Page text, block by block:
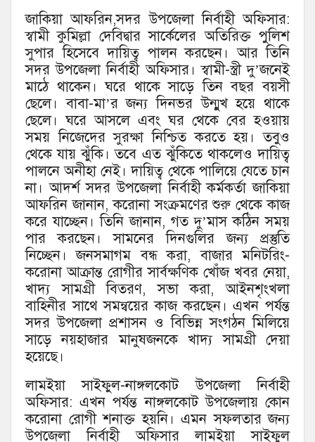
জাকিয়া আফরিন,সদর উপজেলা নির্বাহী অফিসার:
স্বামী কুমিল্লা দেবিদ্বার সার্কেলের অতিরিক্ত পুলিশ
সুপার হিসেবে দায়িত্ব পালন করছেন। আর তিনি
সদর উপজেলা নির্বাহী অফিসার। স্বামী-স্ত্রী দু’জনেই
মাঠে থাকেন। ঘরে থাকে সাড়ে তিন বছর বয়সী
ছেলে। বাবা-মা’র জন্য দিনভর উন্মুখ হয়ে থাকে
ছেলে। ঘরে আসলে এবং ঘর থেকে বের হওয়ায়
সময় নিজেদের সুরক্ষা নিশ্চিত করতে হয়। তবুও
থেকে যায় ঝুঁকি। তবে এত ঝুঁকিতে থাকলেও দায়িত্ব
পালনে অনীহা নেই। দায়িত্ব থেকে পালিয়ে যেতে চান
না। আদর্শ সদর উপজেলা নির্বাহী কর্মকর্তা জাকিয়া
আফরিন জানান, করোনা সংক্রমণের শুরু থেকে কাজ
করে যাচ্ছেন। তিনি জানান, গত দু’মাস কঠিন সময়
পার করছেন। সামনের দিনগুলির জন্য প্রস্তুতি
নিচ্ছেন। জনসমাগম বন্ধ করা, বাজার মনিটরিং-
করোনা আক্রান্ত রোগীর সার্বক্ষণিক খোঁজ খবর নেয়া,
খাদ্য সামগ্রী বিতরণ, সভা করা, আইনশৃংখলা
বাহিনীর সাথে সমন্বয়ের কাজ করছেন। এখন পর্যন্ত
সদর উপজেলা প্রশাসন ও বিভিন্ন সংগঠন মিলিয়ে
সাড়ে নয়হাজার মানুষজনকে খাদ্য সামগ্রী দেয়া
হয়েছে।
লামইয়া সাইফুল-নাঙ্গলকোট উপজেলা নির্বাহী
অফিসার: এখন পর্যন্ত নাঙ্গলকোট উপজেলায় কোন
করোনা রোগী শনাক্ত হয়নি। এমন সফলতার জন্য
উপজেলা নির্বাহী অফিসার লামইয়া সাইফুল